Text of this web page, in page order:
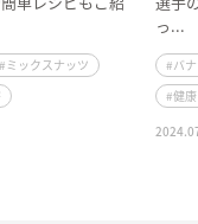
#ミックスナッツ
っ...
#バ
#健